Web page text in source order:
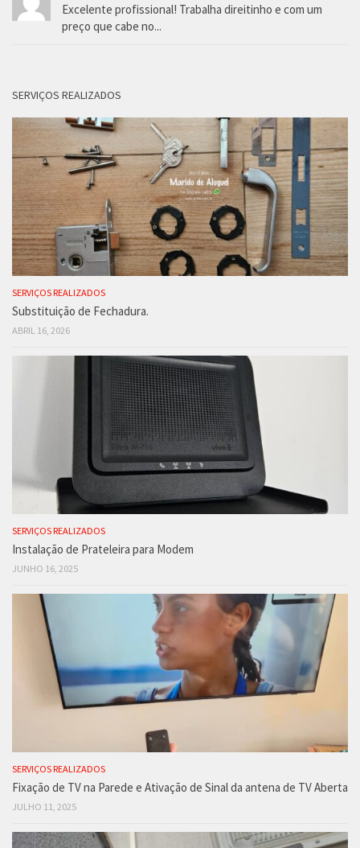
Excelente profissional! Trabalha direitinho e com um
preço que cabe no...
SERVIÇOS REALIZADOS
SERVIÇOS REALIZADOS
Substituição de Fechadura.
ABRIL 16, 2026
SERVIÇOS REALIZADOS
Instalação de Prateleira para Modem
JUNHO 16, 2025
SERVIÇOS REALIZADOS
Fixação de TV na Parede e Ativação de Sinal da antena de TV Aberta
JULHO 11, 2025